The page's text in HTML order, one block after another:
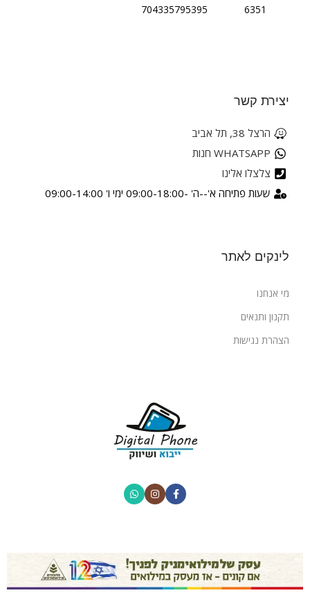
6351
704335795395
יצירת קשר
הרצל 38, תל אביב
WHATSAPP חנות
צלצלו אלינו
שעות פתיחה א'--ה' -09:00-18:00 ימי ו' 09:00-14:00
לינקים לאתר
מי אנחנו
תקנון ותנאים
הצהרת נגישות